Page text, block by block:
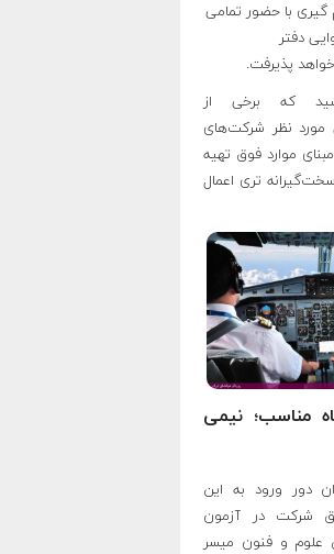
با حضور تمامی
دفتر
پذیرفت.
که برخی از
مورد نظر شرکت‌های
موارد فوق تهیه
تری اعمال
مناسب؛ نیمی
دور ورود به این
شرکت در آزمون
علوم و فنون میسر